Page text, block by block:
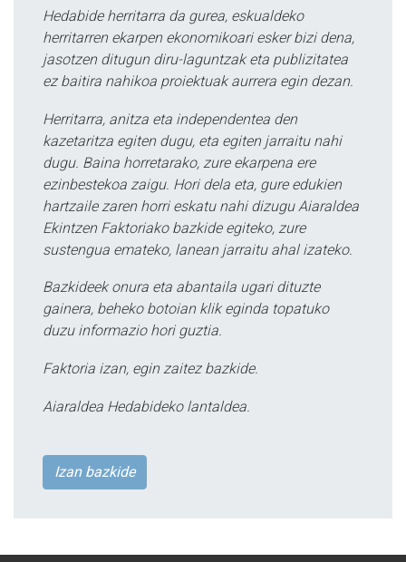
Hedabide herritarra da gurea, eskualdeko
herritarren ekarpen ekonomikoari esker bizi dena,
jasotzen ditugun diru-laguntzak eta publizitatea
ez baitira nahikoa proiektuak aurrera egin dezan.
Herritarra, anitza eta independentea den
kazetaritza egiten dugu, eta egiten jarraitu nahi
dugu. Baina horretarako, zure ekarpena ere
ezinbestekoa zaigu. Hori dela eta, gure edukien
hartzaile zaren horri eskatu nahi dizugu Aiaraldea
Ekintzen Faktoriako bazkide egiteko, zure
sustengua emateko, lanean jarraitu ahal izateko.
Bazkideek onura eta abantaila ugari dituzte
gainera, beheko botoian klik eginda topatuko
duzu informazio hori guztia.
Faktoria izan, egin zaitez bazkide.
Aiaraldea Hedabideko lantaldea.
Izan bazkide